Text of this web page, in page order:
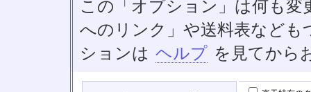
この「オプション」は何も
へのリンク」や送料表など
ションは ヘルプ を見てから